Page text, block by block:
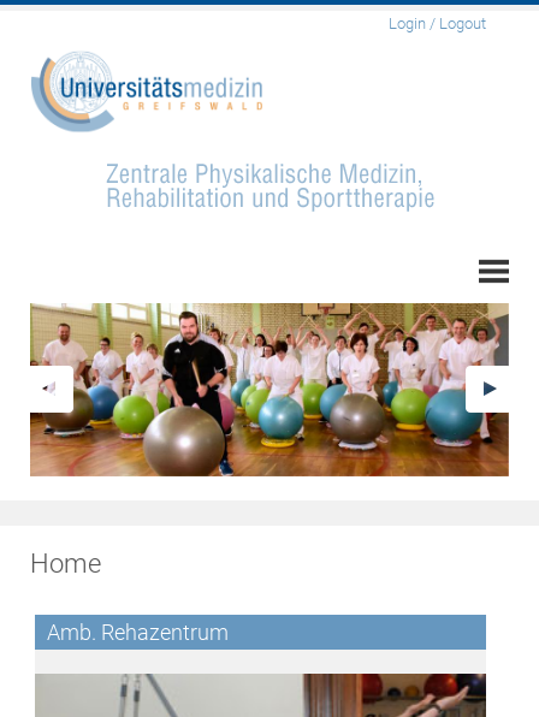
Login / Logout
Home
Amb. Rehazentrum